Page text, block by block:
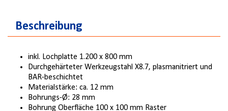
Beschreibung
inkl. Lochplatte 1.200 x 800 mm
Durchgehärteter Werkzeugstahl X8.7, plasmanitriert und
BAR-beschichtet
Materialstärke: ca. 12 mm
Bohrungs-Ø: 28 mm
Bohrung Oberfläche 100 x 100 mm Raster